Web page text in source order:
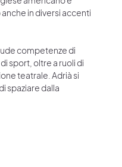
in diversi accenti
competenze di
sport, oltre a ruoli di
teatrale.﻿ Adrià si
spaziare dalla